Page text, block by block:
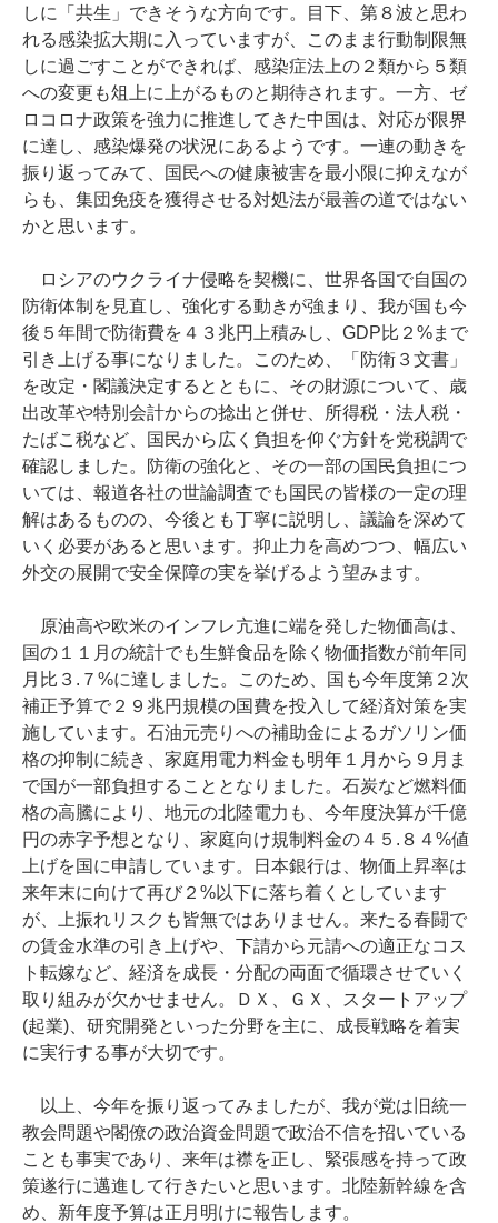
しに「共生」できそうな方向です。目下、第８波と思わ
れる感染拡大期に入っていますが、このまま行動制限無
しに過ごすことができれば、感染症法上の２類から５類
への変更も俎上に上がるものと期待されます。一方、ゼ
ロコロナ政策を強力に推進してきた中国は、対応が限界
に達し、感染爆発の状況にあるようです。一連の動きを
振り返ってみて、国民への健康被害を最小限に抑えなが
らも、集団免疫を獲得させる対処法が最善の道ではない
かと思います。
ロシアのウクライナ侵略を契機に、世界各国で自国の
防衛体制を見直し、強化する動きが強まり、我が国も今
後５年間で防衛費を４３兆円上積みし、GDP比２%まで
引き上げる事になりました。このため、「防衛３文書」
を改定・閣議決定するとともに、その財源について、歳
出改革や特別会計からの捻出と併せ、所得税・法人税・
たばこ税など、国民から広く負担を仰ぐ方針を党税調で
確認しました。防衛の強化と、その一部の国民負担につ
いては、報道各社の世論調査でも国民の皆様の一定の理
解はあるものの、今後とも丁寧に説明し、議論を深めて
いく必要があると思います。抑止力を高めつつ、幅広い
外交の展開で安全保障の実を挙げるよう望みます。
原油高や欧米のインフレ亢進に端を発した物価高は、
国の１１月の統計でも生鮮食品を除く物価指数が前年同
月比３.７%に達しました。このため、国も今年度第２次
補正予算で２９兆円規模の国費を投入して経済対策を実
施しています。石油元売りへの補助金によるガソリン価
格の抑制に続き、家庭用電力料金も明年１月から９月ま
で国が一部負担することとなりました。石炭など燃料価
格の高騰により、地元の北陸電力も、今年度決算が千億
円の赤字予想となり、家庭向け規制料金の４５.８４%値
上げを国に申請しています。日本銀行は、物価上昇率は
来年末に向けて再び２%以下に落ち着くとしています
が、上振れリスクも皆無ではありません。来たる春闘で
の賃金水準の引き上げや、下請から元請への適正なコス
ト転嫁など、経済を成長・分配の両面で循環させていく
取り組みが欠かせません。ＤＸ、ＧＸ、スタートアップ
(起業)、研究開発といった分野を主に、成長戦略を着実
に実行する事が大切です。
以上、今年を振り返ってみましたが、我が党は旧統一
教会問題や閣僚の政治資金問題で政治不信を招いている
ことも事実であり、来年は襟を正し、緊張感を持って政
策遂行に邁進して行きたいと思います。北陸新幹線を含
め、新年度予算は正月明けに報告します。